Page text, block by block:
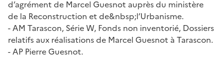
d’agrément de Marcel Guesnot auprès du ministère
de la Reconstruction et de&nbsp;l’Urbanisme.
- AM Tarascon, Série W, Fonds non inventorié, Dossiers
relatifs aux réalisations de Marcel Guesnot à Tarascon.
- AP Pierre Guesnot.